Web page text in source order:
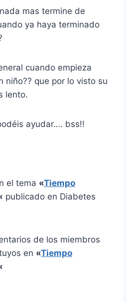
mas termine de
ya haya terminado
cuando empieza
niño?? que por lo visto su
lento.
ayudar…. bss!!
el tema «Tiempo
publicado en Diabetes
de los miembros
en «Tiempo